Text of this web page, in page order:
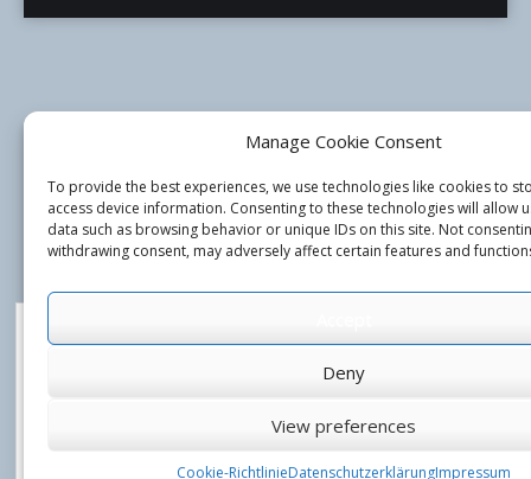
Manage Cookie Consent
To provide the best experiences, we use technologies like cookies to
access device information. Consenting to these technologies will allow
data such as browsing behavior or unique IDs on this site. Not
withdrawing consent, may adversely affect certain features and
Deny
View preferences
Cookie-RichtlinieDatenschutzerklärungImpressum
weiterhin nutzen, stimmen Sie der Verwendung von Cookies zu.
Weitere Informationen, beispielsweise zur Kontrolle von Cookies, finden